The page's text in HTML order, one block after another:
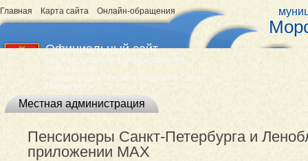
Главная Карта сайта Онлайн-обращения
Официальный сайт
внутригородское муниципальное
образование
города федерального значения Санкт-
Петербурга
Местная администрация
Пенсионеры Санкт-Петербурга и
приложении MAX